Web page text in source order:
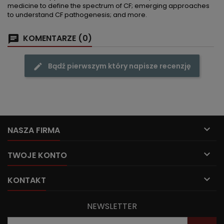
medicine to define the spectrum of CF; emerging approaches
to understand CF pathogenesis; and more.
KOMENTARZE (0)
Bądź pierwszym który napisze recenzję
NASZA FIRMA 
TWOJE KONTO 
KONTAKT 
NEWSLETTER